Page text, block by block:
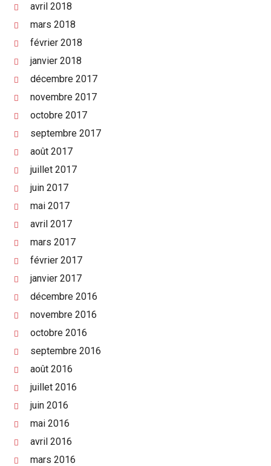
avril 2018
mars 2018
février 2018
janvier 2018
décembre 2017
novembre 2017
octobre 2017
septembre 2017
août 2017
juillet 2017
juin 2017
mai 2017
avril 2017
mars 2017
février 2017
janvier 2017
décembre 2016
novembre 2016
octobre 2016
septembre 2016
août 2016
juillet 2016
juin 2016
mai 2016
avril 2016
mars 2016